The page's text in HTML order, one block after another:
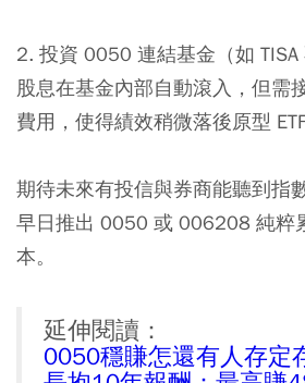
2. 投資 0050 連結基金（如
股息在基金內部自動滾入，但需
費用，使得績效稍微落後原型 ETF
期待未來有投信與券商能聽到指
早日推出 0050 或 006208 純粹
本。
延伸閱讀：
0050穩賺怎還有人存定